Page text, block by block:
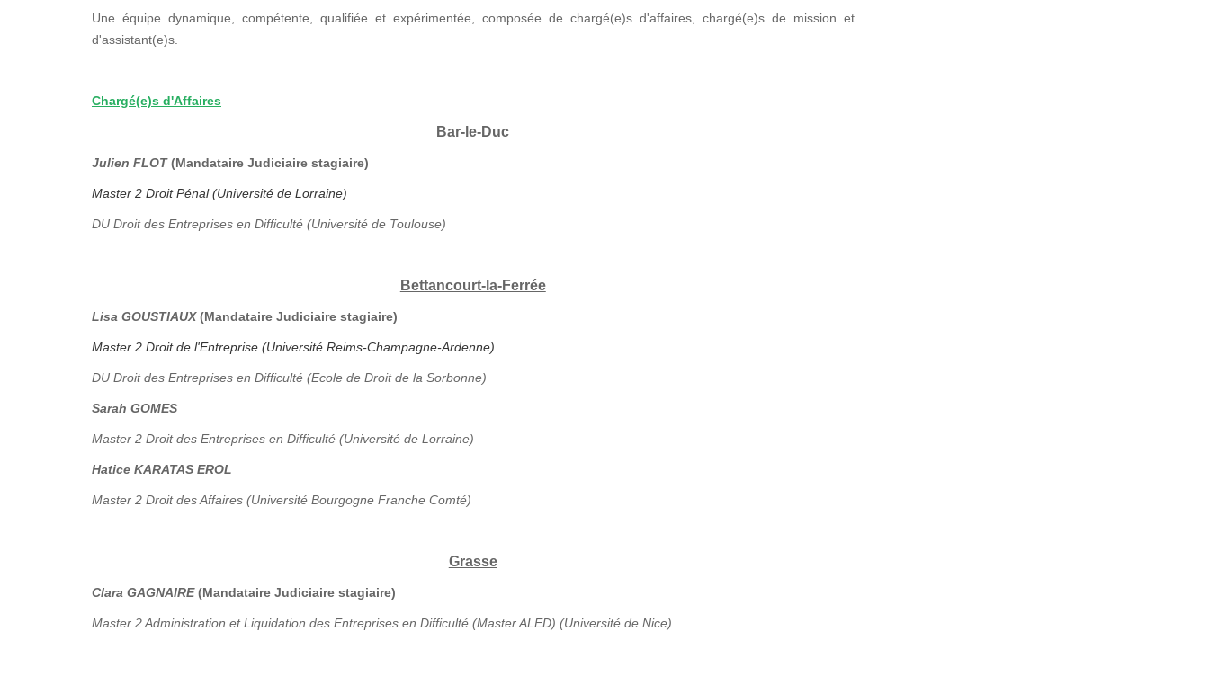
Une équipe dynamique, compétente, qualifiée et expérimentée, composée de chargé(e)s d'affaires, chargé(e)s de mission et
d'assistant(e)s.
Chargé(e)s d'Affaires
Bar-le-Duc
Julien FLOT(Mandataire Judiciaire stagiaire)
Master 2 Droit Pénal (Université de Lorraine)
DU Droit des Entreprises en Difficulté (Université de Toulouse)
Bettancourt-la-Ferrée
Lisa GOUSTIAUX(Mandataire Judiciaire stagiaire)
Master 2 Droit de l'Entreprise (Université Reims-Champagne-Ardenne)
DU Droit des Entreprises en Difficulté (Ecole de Droit de la Sorbonne)
Sarah GOMES
Master 2 Droit des Entreprises en Difficulté (Université de Lorraine)
Hatice KARATAS EROL
Master 2 Droit des Affaires (Université Bourgogne Franche Comté)
Grasse
Clara GAGNAIRE(Mandataire Judiciaire stagiaire)
Master 2 Administration et Liquidation des Entreprises en Difficulté (Master ALED) (Université de Nice)